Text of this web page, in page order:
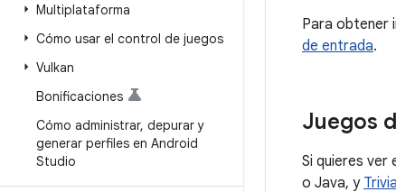
Multiplataforma
Cómo usar el control de juegos
Vulkan
Bonificaciones
Cómo administrar, depurar y
generar perfiles en Android
Studio
Para obtener
de entrada.
Juegos
Si quieres ver
o Java, y